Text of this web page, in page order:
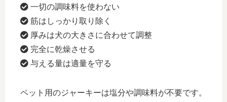
一切の調味料を使わない
筋はしっかり取り除く
厚みは犬の大きさに合わせて調整
完全に乾燥させる
与える量は適量を守る
ペット用のジャーキーは塩分や調味料が不要です。